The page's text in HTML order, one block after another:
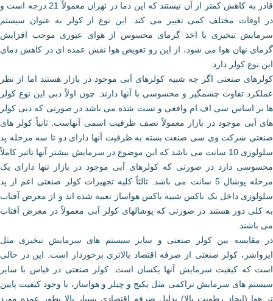
قادر به کاهش کمتر از آن نیستند که این دما در تهران معمولاً 21 درجه است و
در اوقات مختلف کمی تغییر می کند. این نوع از کولر به عنوان سیستم
سرمایش تبخیری با اخذ گرمای محسوس از هوای عبوری موجب افزایش
گرمای نهان هوا می شود، از این رو تعویض هوا نقش عمده ای در کاهش دمای
این نوع کولر دارد.
کولرهای صنعتی اگر چه شبیه کولرهای آبی موجود در بازار هستند اما از نظر
عملکرد تفاوت چشمگیر و محسوسی با آنها دارند. چون اولاً دبی این نوع کولر
ها بر اساس سی اف ام واقعی و تست شده می باشد در صورتی که دبی کولر
های آبی موجود در بازار معمولاً نصف ظرفیت اسمی آنهاست. ثانیاً کولر های
صنعتی شرکت وی سی صنعت بسته به ظرفیت آنها دارای دو تا سه مرحله پد
سلولوزی 10 سانت می باشد که این موضوع در سرمایش بیشتر آنها تاثیر کاملاً
محسوسی دارد در صورتی که کولرهای آبی موجود در بازار تنها دارای یک
مرحله پوشال 5 سانت می باشد. ثالثاً کلیه تجهیزات کولر صنعتی اعم از پد
سلولوزی داخل یک باکس شبیه باکس هواساز تعبیه شده اند و از معرض آفتاب
به کلی دور هستند در صورتی که پوشالهای کولر آبی معمولاً در معرض آفتاب
می باشند.
در مقایسه بین کولر صنعتی و سایر سیستم های سرمایش تبخیری مثل
ایرواشر، کولر صنعتی از صرفه اقتصاد بالاتری برخوردار است. این در حالی
است که کیفیت سرمایش آنها یکسان است. کولر صنعتی در قیاس با سایر
سیستم های سرمایش تراکمی مثل پکیج و چیلر و هواساز، با وجود کیفیت پایین
تر هوا (ایجاد رطوبت بالا) بدلیل صرفه اقتصادی بسیار بالا بطور عمده مورد